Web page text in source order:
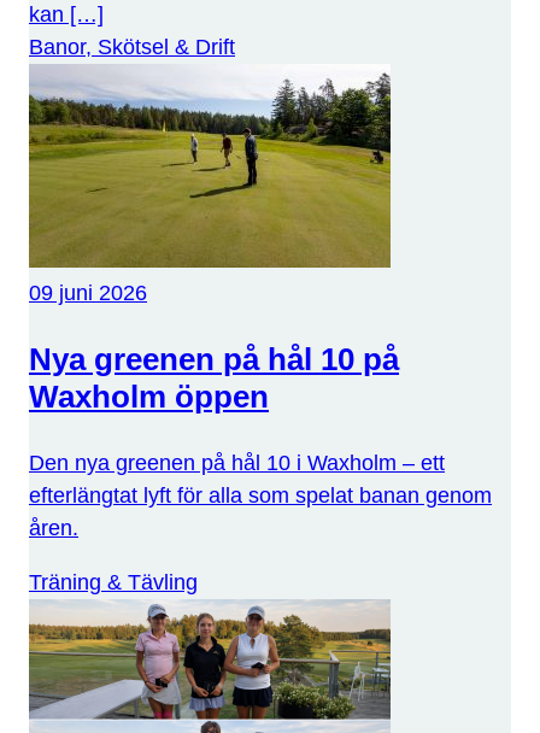
kan […]
Banor, Skötsel & Drift
09 juni 2026
Nya greenen på hål 10 på
Waxholm öppen
Den nya greenen på hål 10 i Waxholm – ett
efterlängtat lyft för alla som spelat banan genom
åren.
Träning & Tävling